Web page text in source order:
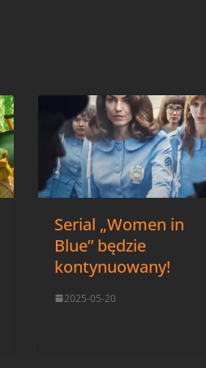
Serial „Women in
Blue” będzie
kontynuowany!
2025-05-20